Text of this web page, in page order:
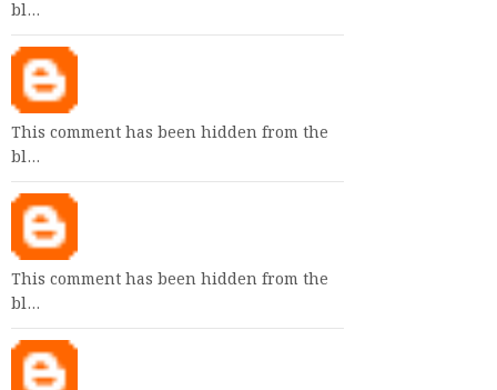
bl…
This comment has been hidden from the
bl…
This comment has been hidden from the
bl…